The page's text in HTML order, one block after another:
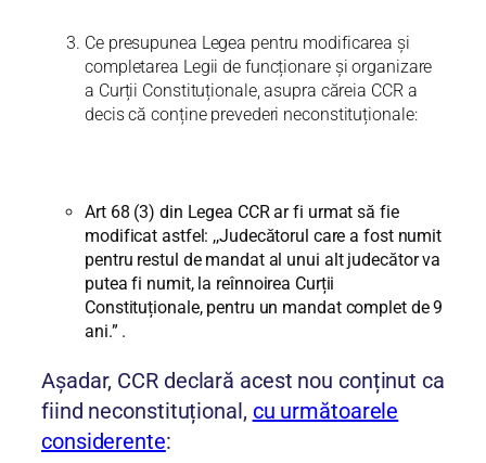
Ce presupunea Legea pentru modificarea și
completarea Legii de funcționare și organizare
a Curții Constituționale, asupra căreia CCR a
decis că conține prevederi neconstituționale:
Art 68 (3) din Legea CCR ar fi urmat să fie
modificat astfel: ,,Judecătorul care a fost numit
pentru restul de mandat al unui alt judecător va
putea fi numit, la reînnoirea Curții
Constituționale, pentru un mandat complet de 9
ani.” .
Așadar, CCR declară acest nou conținut ca
fiind neconstituțional, cu următoarele
considerente: